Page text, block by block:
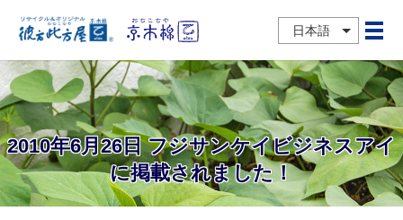
日本語 メ
2010年6月26日 フジサンケイビジネスアイ
に掲載されました！